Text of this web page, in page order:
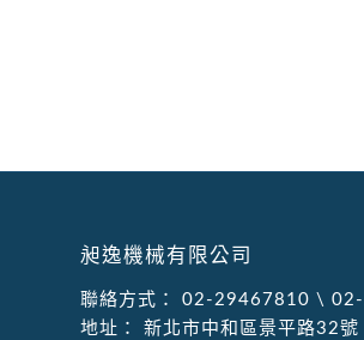
昶逸機械有限公司
聯絡方式： 02-29467810 \
地址：
新北市中和區景平路32號